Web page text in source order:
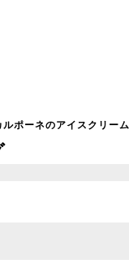
ポーネのアイスクリー